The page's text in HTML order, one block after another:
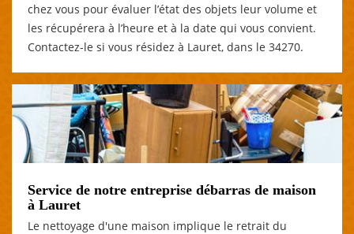
chez vous pour évaluer l’état des objets leur volume et
les récupérera à l’heure et à la date qui vous convient.
Contactez-le si vous résidez à Lauret, dans le 34270.
Service de notre entreprise débarras de maison
à Lauret
Le nettoyage d'une maison implique le retrait du